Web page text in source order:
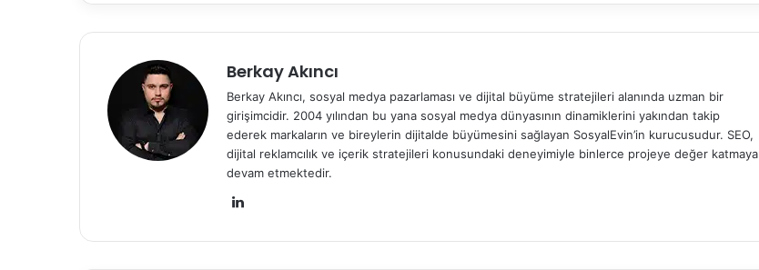
Berkay Akıncı
Berkay Akıncı, sosyal medya pazarlaması ve dijital büyüme stratejileri alanında uzman bir
girişimcidir. 2004 yılından bu yana sosyal medya dünyasının dinamiklerini yakından takip
ederek markaların ve bireylerin dijitalde büyümesini sağlayan SosyalEvin’in kurucusudur. SEO,
dijital reklamcılık ve içerik stratejileri konusundaki deneyimiyle binlerce projeye değer katmaya
devam etmektedir.
dIn